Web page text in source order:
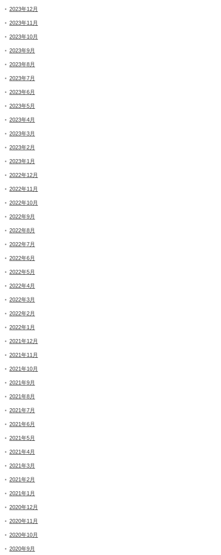
2023年12月
2023年11月
2023年10月
2023年9月
2023年8月
2023年7月
2023年6月
2023年5月
2023年4月
2023年3月
2023年2月
2023年1月
2022年12月
2022年11月
2022年10月
2022年9月
2022年8月
2022年7月
2022年6月
2022年5月
2022年4月
2022年3月
2022年2月
2022年1月
2021年12月
2021年11月
2021年10月
2021年9月
2021年8月
2021年7月
2021年6月
2021年5月
2021年4月
2021年3月
2021年2月
2021年1月
2020年12月
2020年11月
2020年10月
2020年9月